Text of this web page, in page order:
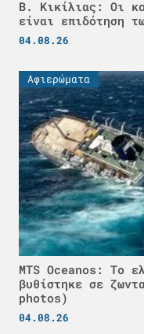
Β. Κικίλιας: Οι
είναι επιδότηση
04.08.26
Αφιερώματα
MTS Oceanos: Το
βυθίστηκε σε
photos)
04.08.26